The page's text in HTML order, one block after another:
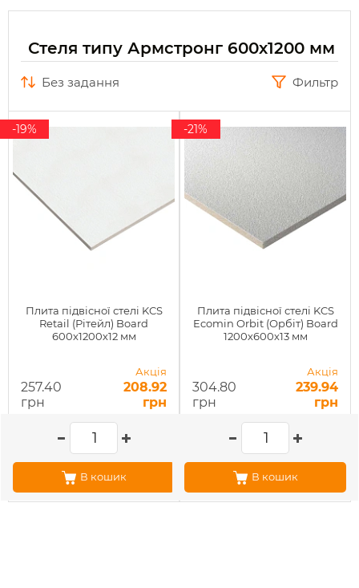
Стеля типу Армстронг 600х1200 мм
без задання Фильтр
Плита підвісної стелі KCS
Retail (Рітейл) Board
600х1200х12 мм
-19%
257.40
грн
Акція
208.92
грн
В кошик
Плита підвісної стелі KCS
Ecomin Orbit (Орбіт) Board
1200х600х13 мм
-21%
304.80
грн
Акція
239.94
грн
В кошик